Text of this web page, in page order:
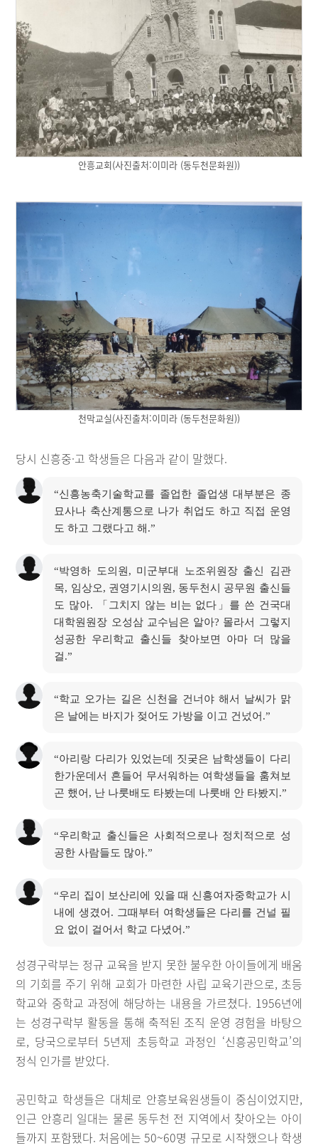
안흥교회(사진출처:이미라 (동두천문화원))
천막교실(사진출처:이미라 (동두천문화원))
당시 신흥중·고 학생들은 다음과 같이 말했다.
“신흥농축기술학교를 졸업한 졸업생 대부분은 종
묘사나 축산계통으로 나가 취업도 하고 직접 운영
도 하고 그랬다고 해.”
“박영하 도의원, 미군부대 노조위원장 출신 김관
목, 임상오, 권영기시의원, 동두천시 공무원 출신들
도 많아. 「그치지 않는 비는 없다」를 쓴 건국대
대학원원장 오성삼 교수님은 알아? 몰라서 그렇지
성공한 우리학교 출신들 찾아보면 아마 더 많을
걸.”
“학교 오가는 길은 신천을 건너야 해서 날씨가 맑
은 날에는 바지가 젖어도 가방을 이고 건넜어.”
“아리랑 다리가 있었는데 짓궂은 남학생들이 다리
한가운데서 흔들어 무서워하는 여학생들을 훔쳐보
곤 했어, 난 나룻배도 타봤는데 나룻배 안 타봤지.”
“우리학교 출신들은 사회적으로나 정치적으로 성
공한 사람들도 많아.”
“우리 집이 보산리에 있을 때 신흥여자중학교가 시
내에 생겼어. 그때부터 여학생들은 다리를 건널 필
요 없이 걸어서 학교 다녔어.”
성경구락부는 정규 교육을 받지 못한 불우한 아이들에게 배움
의 기회를 주기 위해 교회가 마련한 사립 교육기관으로, 초등
학교와 중학교 과정에 해당하는 내용을 가르쳤다. 1956년에
는 성경구락부 활동을 통해 축적된 조직 운영 경험을 바탕으
로, 당국으로부터 5년제 초등학교 과정인 ‘신흥공민학교’의
정식 인가를 받았다.
공민학교 학생들은 대체로 안흥보육원생들이 중심이었지만,
인근 안흥리 일대는 물론 동두천 전 지역에서 찾아오는 아이
들까지 포함됐다. 처음에는 50~60명 규모로 시작했으나 학생